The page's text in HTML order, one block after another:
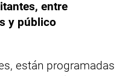
entre
y público
están programadas